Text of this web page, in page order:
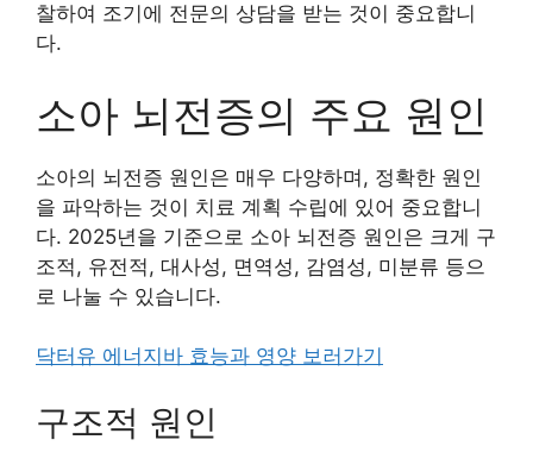
찰하여 조기에 전문의 상담을 받는 것이 중요합니
다.
소아 뇌전증의 주요 원인
소아의 뇌전증 원인은 매우 다양하며, 정확한 원인
을 파악하는 것이 치료 계획 수립에 있어 중요합니
다. 2025년을 기준으로 소아 뇌전증 원인은 크게 구
조적, 유전적, 대사성, 면역성, 감염성, 미분류 등으
로 나눌 수 있습니다.
닥터유 에너지바 효능과 영양 보러가기
구조적 원인